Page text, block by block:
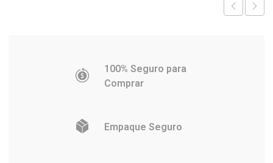
100% Seguro para
Comprar
Empaque Seguro